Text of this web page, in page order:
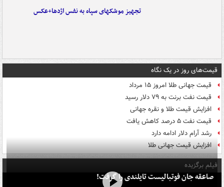
تجهیز موشکهای سپاه به نفس اژدها+عکس
قیمت‌های روز در یک نگاه
قیمت جهانی طلا امروز ۱۵ مرداد
قیمت نفت برنت به ۷۹ دلار رسید
افزایش قیمت طلا و نقره جهانی
قیمت نفت ۵ درصد کاهش یافت
رشد آرام دلار ادامه دارد
افزایش قیمت جهانی طلا
فیلم برگزیده
صاعقه جان فوتبالیست تایلندی را گرفت!